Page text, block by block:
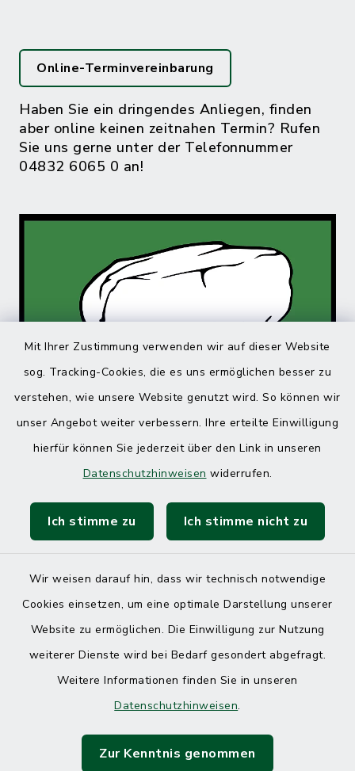
Mit Ihrer Zustimmung verwenden wir auf dieser Website
sog. Tracking-Cookies, die es uns ermöglichen besser zu
verstehen, wie unsere Website genutzt wird. So können wir
unser Angebot weiter verbessern. Ihre erteilte Einwilligung
hierfür können Sie jederzeit über den Link in unseren
Datenschutzhinweisen widerrufen.
Ich stimme zu Ich stimme nicht zu
Wir weisen darauf hin, dass wir technisch notwendige
Cookies einsetzen, um eine optimale Darstellung unserer
Website zu ermöglichen. Die Einwilligung zur Nutzung
weiterer Dienste wird bei Bedarf gesondert abgefragt.
Weitere Informationen finden Sie in unseren
Datenschutzhinweisen.
Zur Kenntnis genommen
Online-Terminvereinbarung
Haben Sie ein dringendes Anliegen, finden
aber online keinen zeitnahen Termin? Rufen
Sie uns gerne unter der Telefonnummer
04832 6065 0 an!
Barrierefreiheit